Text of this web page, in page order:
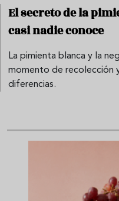
El secreto de la
casi nadie conoce
La pimienta blanca y la
momento de recolección
diferencias.